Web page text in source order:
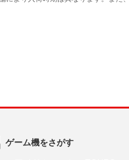
ゲーム機をさがす